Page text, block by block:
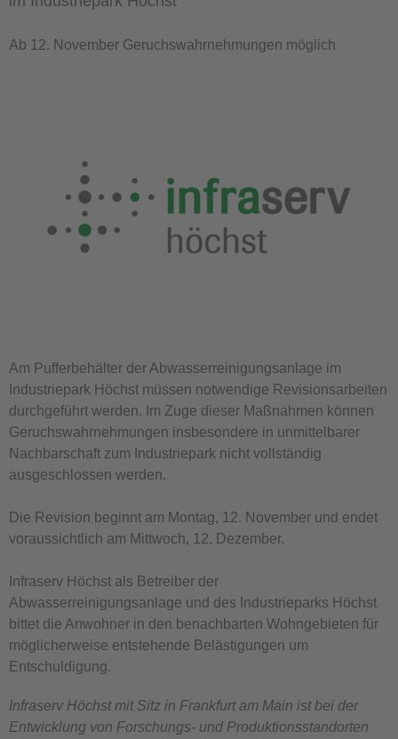
Ab 12. November Geruchswahrnehmungen möglich
Am Pufferbehälter der Abwasserreinigungsanlage im
Industriepark Höchst müssen notwendige Revisionsarbeiten
durchgeführt werden. Im Zuge dieser Maßnahmen können
Geruchswahrnehmungen insbesondere in unmittelbarer
Nachbarschaft zum Industriepark nicht vollständig
ausgeschlossen werden.
Die Revision beginnt am Montag, 12. November und endet
voraussichtlich am Mittwoch, 12. Dezember.
Infraserv Höchst als Betreiber der
Abwasserreinigungsanlage und des Industrieparks Höchst
bittet die Anwohner in den benachbarten Wohngebieten für
möglicherweise entstehende Belästigungen um
Entschuldigung.
Infraserv Höchst mit Sitz in Frankfurt am Main ist bei der
Entwicklung von Forschungs- und Produktionsstandorten